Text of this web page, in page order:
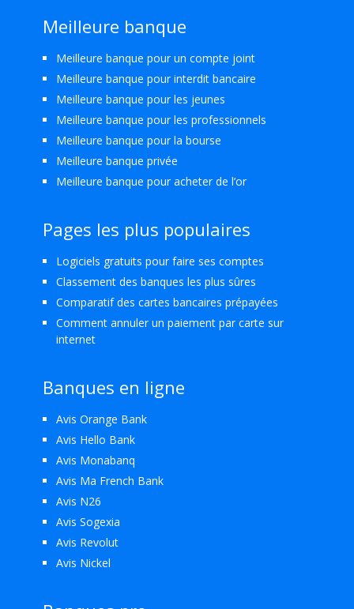
Meilleure banque
Meilleure banque pour un compte joint
Meilleure banque pour interdit bancaire
Meilleure banque pour les jeunes
Meilleure banque pour les professionnels
Meilleure banque pour la bourse
Meilleure banque privée
Meilleure banque pour acheter de l’or
Pages les plus populaires
Logiciels gratuits pour faire ses comptes
Classement des banques les plus sûres
Comparatif des cartes bancaires prépayées
Comment annuler un paiement par carte sur
internet
Banques en ligne
Avis Orange Bank
Avis Hello Bank
Avis Monabanq
Avis Ma French Bank
Avis N26
Avis Sogexia
Avis Revolut
Avis Nickel